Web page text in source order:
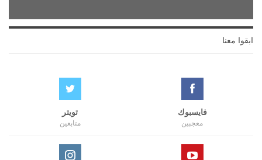
ابقوا معنا
فايسبوك
معجبين
تويتر
متابعين